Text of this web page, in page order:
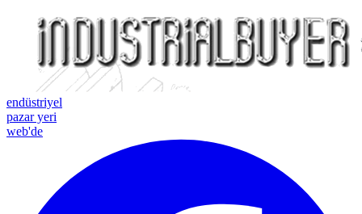
endüstriyel
pazar yeri
web'de